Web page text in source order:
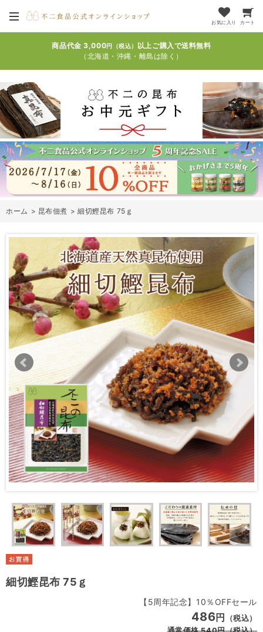
お気に入り カート
商品代金 3,000円（税込）
以上ご購入で送料無料
（北海道・沖縄・離島は除く）
ホーム > 昆布佃煮 >細切鰹昆布 75ｇ
細切鰹昆布 75ｇ
【5周年記念】10％OFFセール
486円
（税込）